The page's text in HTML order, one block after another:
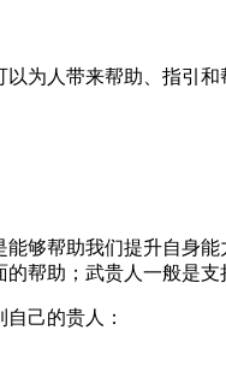
为人带来帮助、指引
够帮助我们提升自身
帮助；武贵人一般是
己的贵人：